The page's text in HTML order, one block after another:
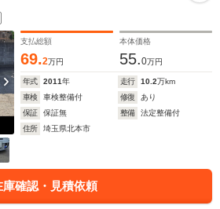
支払総額
69.2万円
本体価格
55.0万円
年式 2011年 走行 10.2万km
車検
車検整備付 修復
あり
保証
保証無 整備
法定整備付
住所
埼玉県北本市
庫確認・見積依頼